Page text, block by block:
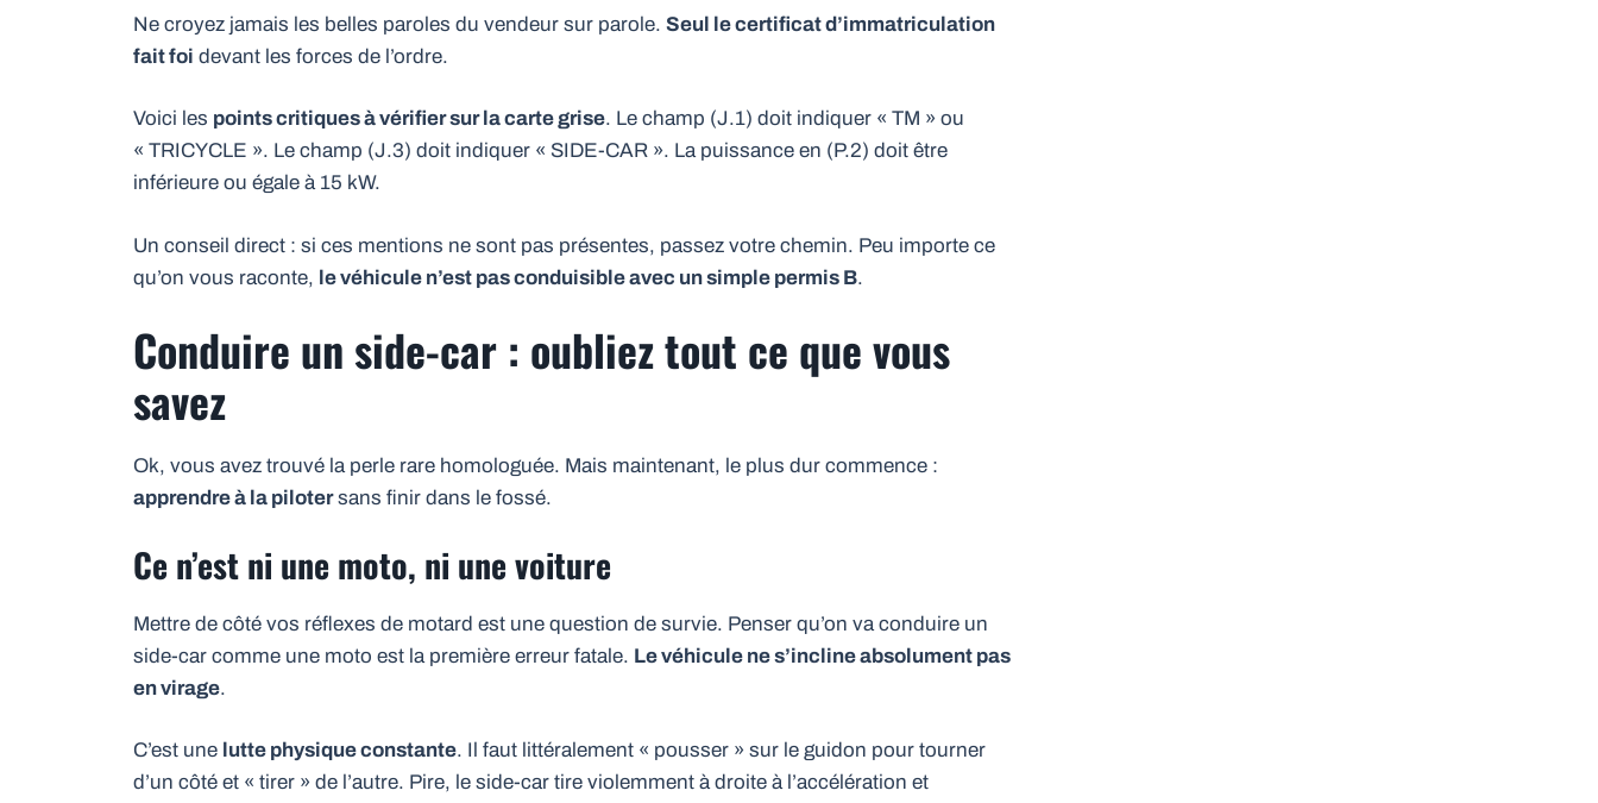
Ne croyez jamais les belles paroles du vendeur sur parole. Seul le certificat d’immatriculation
fait foi devant les forces de l’ordre.
Voici les points critiques à vérifier sur la carte grise. Le champ (J.1) doit indiquer « TM » ou
« TRICYCLE ». Le champ (J.3) doit indiquer « SIDE-CAR ». La puissance en (P.2) doit être
inférieure ou égale à 15 kW.
Un conseil direct : si ces mentions ne sont pas présentes, passez votre chemin. Peu importe ce
qu’on vous raconte, le véhicule n’est pas conduisible avec un simple permis B.
Conduire un side-car : oubliez tout ce que vous
savez
Ok, vous avez trouvé la perle rare homologuée. Mais maintenant, le plus dur commence :
apprendre à la pilotersans finir dans le fossé.
Ce n’est ni une moto, ni une voiture
Mettre de côté vos réflexes de motard est une question de survie. Penser qu’on va conduire un
side-car comme une moto est la première erreur fatale. Le véhicule ne s’incline absolument pas
en virage.
C’est une lutte physique constante. Il faut littéralement « pousser » sur le guidon pour tourner
d’un côté et « tirer » de l’autre. Pire, le side-car tire violemment à droite à l’accélération et